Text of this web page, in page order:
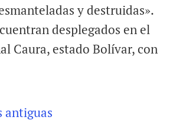
y destruidas».
desplegados en el
Caura, estado Bolívar, con
antiguas